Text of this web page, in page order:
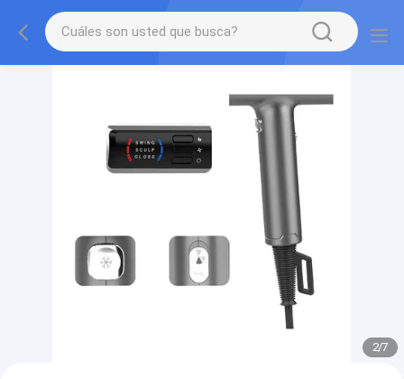
2/7